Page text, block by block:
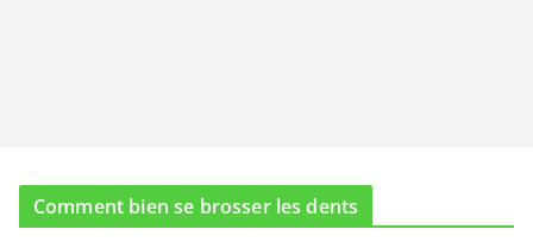
Comment bien se brosser les dents